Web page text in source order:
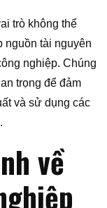
trò không thể
nguồn tài nguyên
nghiệp. Chúng
trọng để đảm
và sử dụng các
về